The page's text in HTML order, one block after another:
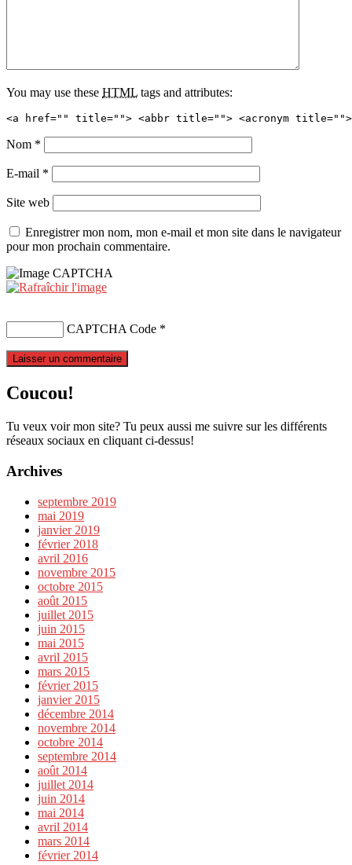
You may use these HTML tags and attributes:
<a href="" title=""> <abbr title=""> <acronym title="">
Nom *
E-mail *
Site web
Enregistrer mon nom, mon e-mail et mon site dans le navigateur
pour mon prochain commentaire.
CAPTCHA Code *
Coucou!
Tu veux voir mon site? Tu peux aussi me suivre sur les différents
réseaux sociaux en cliquant ci-dessus!
Archives
septembre 2019
mai 2019
janvier 2019
février 2018
avril 2016
novembre 2015
octobre 2015
août 2015
juillet 2015
juin 2015
mai 2015
avril 2015
mars 2015
février 2015
janvier 2015
décembre 2014
novembre 2014
octobre 2014
septembre 2014
août 2014
juillet 2014
juin 2014
mai 2014
avril 2014
mars 2014
février 2014